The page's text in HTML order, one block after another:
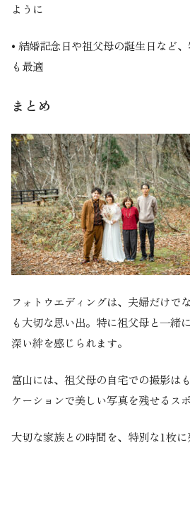
ように
• 結婚記念日や祖父母の誕生日など
も最適
まとめ
フォトウエディングは、夫婦だけで
も大切な思い出。特に祖父母と一緒
深い絆を感じられます。
富山には、祖父母の自宅での撮影は
ケーションで美しい写真を残せるス
大切な家族との時間を、特別な1枚に